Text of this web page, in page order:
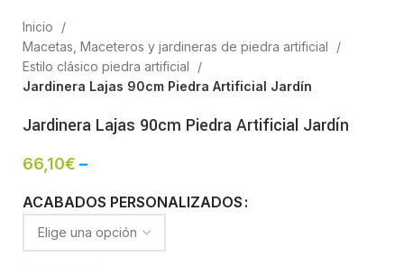
Inicio
Macetas, Maceteros y jardineras de piedra artificial
Estilo clásico piedra artificial
Jardinera Lajas 90cm Piedra Artificial Jardín
Jardinera Lajas 90cm Piedra Artificial Jardín
66,10€ –
ACABADOS PERSONALIZADOS